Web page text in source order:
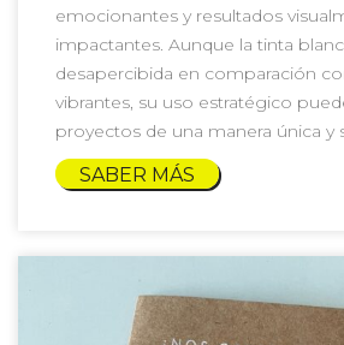
emocionantes y resultados
impactantes. Aunque la tinta
desapercibida en comparación
vibrantes, su uso estratégico
proyectos de una manera única y
SABER MÁS